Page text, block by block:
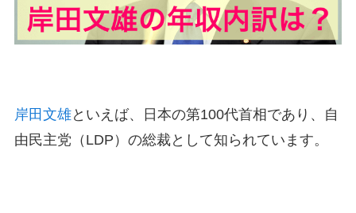
岸田文雄といえば、日本の第100代首相であり、自
由民主党（LDP）の総裁として知られています​。